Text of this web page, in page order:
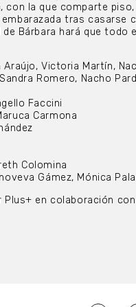
con la que comparte
tras casarse
Bárbara hará que todo
Victoria Martín,
Romero, Nacho
Faccini
Carmona
Colomina
Gámez, Mónica
Plus+ en colaboración